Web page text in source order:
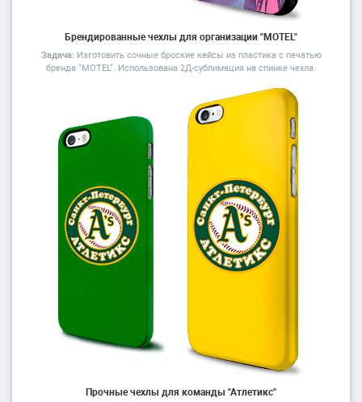
Брендированные чехлы для организации "MOTEL"
Задача:Изготовить сочные броские кейсы из пластика с печатью
бренда "MOTEL". Использована 2Д-сублимация на спинке чехла.
Прочные чехлы для команды "Атлетикс"